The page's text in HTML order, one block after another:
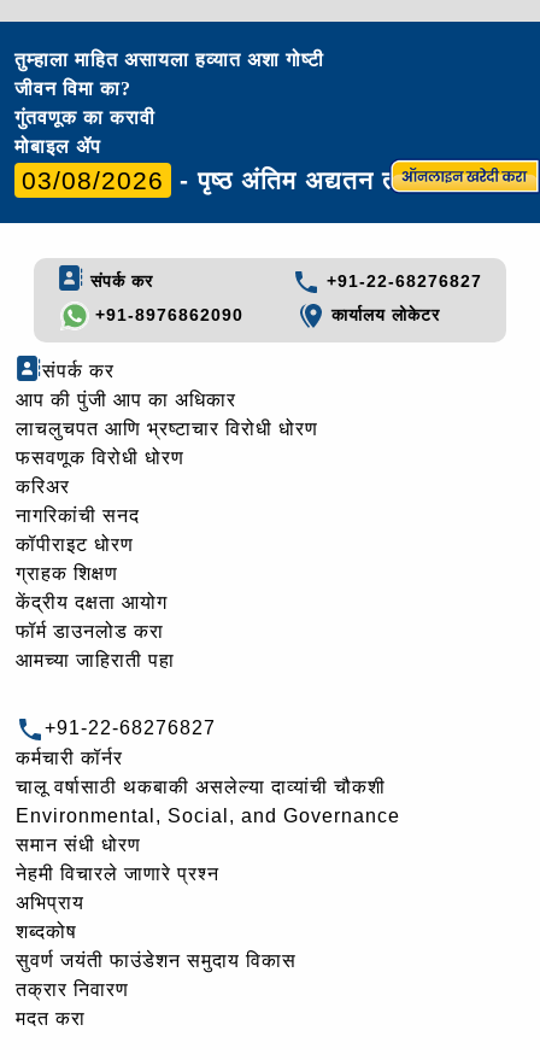
तुम्हाला माहित असायला हव्यात अशा गोष्टी
जीवन विमा का?
गुंतवणूक का करावी
मोबाइल ॲप
03/08/2026 - पृष्ठ अंतिम अद्यतन तारीख
संपर्क कर
+91-22-68276827
+91-8976862090
कार्यालय लोकेटर
संपर्क कर
आप की पुंजी आप का अधिकार
लाचलुचपत आणि भ्रष्टाचार विरोधी धोरण
फसवणूक विरोधी धोरण
करिअर
नागरिकांची सनद
कॉपीराइट धोरण
ग्राहक शिक्षण
केंद्रीय दक्षता आयोग
फॉर्म डाउनलोड करा
आमच्या जाहिराती पहा
+91-22-68276827
कर्मचारी कॉर्नर
चालू वर्षासाठी थकबाकी असलेल्या दाव्यांची चौकशी
Environmental, Social, and Governance
समान संधी धोरण
नेहमी विचारले जाणारे प्रश्न
अभिप्राय
शब्दकोष
सुवर्ण जयंती फाउंडेशन समुदाय विकास
तक्रार निवारण
मदत करा